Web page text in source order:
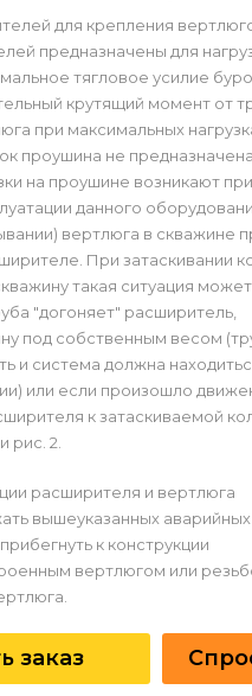
для крепления
предназначены для
тягловое усилие
крутящий момент от
при максимальных
проушина не
на проушине возникают при
данного
вертлюга в скважине
При затаскивании
такая ситуация может
"догоняет" расширитель,
под собственным весом
и система должна
или если произошло
к затаскиваемой
рис. 2.
расширителя и вертлюга
вышеуказанных аварийных
к конструкции
вертлюгом или
заказ